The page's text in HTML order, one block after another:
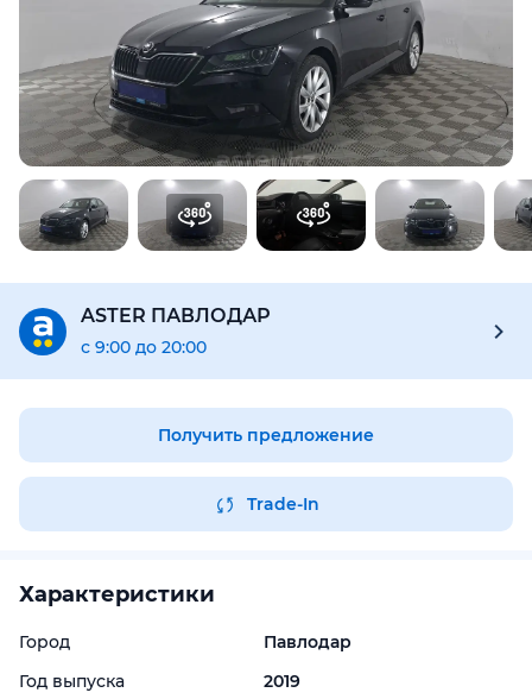
Предоставим подробную информацию об автомобиле:
техническое состояние, пробег, история осмотров,
юридическая проверка по базам РК и РФ
Купить отчёт за 1000₸
ASTER ПАВЛОДАР
с 9:00 до 20:00
Получить предложение
Trade-In
Характеристики
Город
Павлодар
Год выпуска
2019